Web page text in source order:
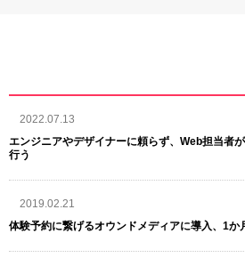
2022.07.13
エンジニアやデザイナーに頼らず、Web担当者
行う
2019.02.21
体験予約に繋げるオウンドメディアに導入、1か